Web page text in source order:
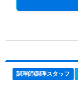
調理師/調理スタッフ